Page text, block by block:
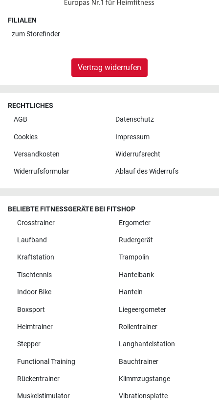
FILIALEN
zumStorefinder
Vertrag widerrufen
RECHTLICHES
AGB
Datenschutz
Cookies Impressum
Versandkosten Widerrufsrecht
Widerrufsformular Ablauf des Widerrufs
BELIEBTE FITNESSGERÄTE BEI FITSHOP
Crosstrainer
Ergometer
Laufband Rudergerät
Kraftstation Trampolin
Tischtennis Hantelbank
Indoor Bike Hanteln
Boxsport Liegeergometer
Heimtrainer Rollentrainer
Stepper Langhantelstation
Functional Training Bauchtrainer
Rückentrainer Klimmzugstange
Muskelstimulator Vibrationsplatte